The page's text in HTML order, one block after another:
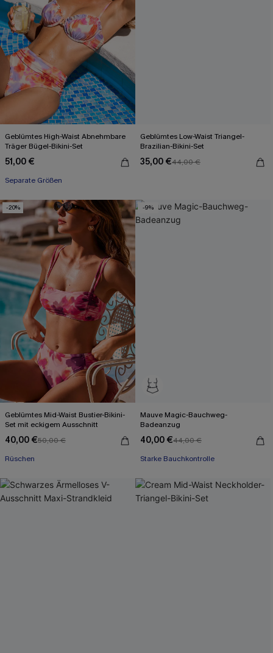
Geblümtes High-Waist Abnehmbare
Träger Bügel-Bikini-Set
51,00 €
Separate Größen
Geblümtes Low-Waist Triangel-
Brazilian-Bikini-Set
35,00 €44,00 €
-20%
Geblümtes Mid-Waist Bustier-Bikini-
Set mit eckigem Ausschnitt
40,00 €50,00 €
Rüschen
-9%
Mauve Magic-Bauchweg-
Badeanzug
40,00 €44,00 €
Starke Bauchkontrolle